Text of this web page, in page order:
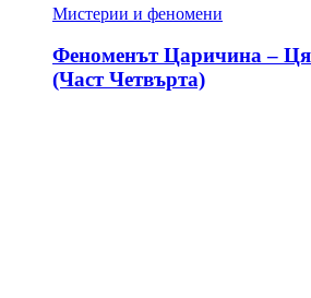
Мистерии и феномени
Феноменът Царичина –
(Част Четвърта)